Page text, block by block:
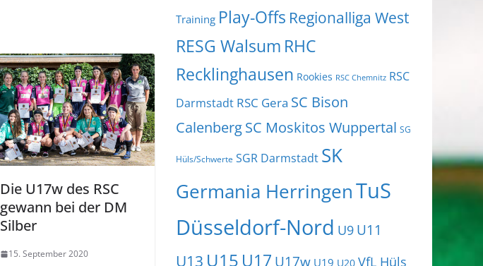
Die U17w des RSC
gewann bei der DM
Silber
15. September 2020
Training Play-Offs Regionalliga West
RESG Walsum RHC
Recklinghausen Rookies RSC Chemnitz RSC
Darmstadt RSC Gera SC Bison
CalenbergSC Moskitos Wuppertal SG
Hüls/Schwerte SGR Darmstadt SK
Germania HerringenTuS
Düsseldorf-Nord U9 U11
U13 U15 U17 U17w U19 U20 VfL Hüls